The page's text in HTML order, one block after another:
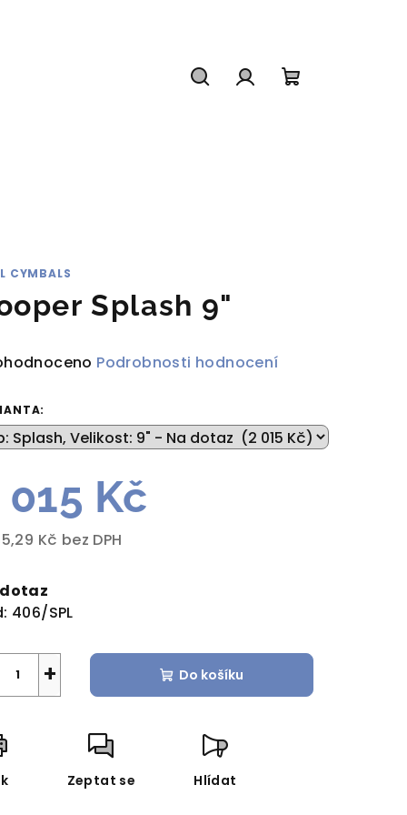
CYMBALS
Splash 9"
Podrobnosti hodnocení
015 Kč
Kč bez DPH
406/SPL
+ Do košíku
Zeptat se Hlídat